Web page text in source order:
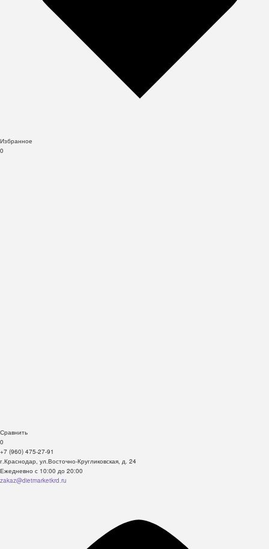
Избранное
0
Сравнить
0
+7 (960) 475-27-91
г.Краснодар, ул.Восточно-Кругликовская, д. 24
Ежедневно с 10:00 до 20:00
zakaz@dietmarketkrd.ru